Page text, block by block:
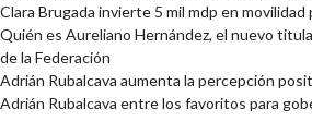
Clara Brugada invierte 5 mil mdp en movilidad
Quién es Aureliano Hernández, el nuevo
de la Federación
Adrián Rubalcava aumenta la percepción
Adrián Rubalcava entre los favoritos para